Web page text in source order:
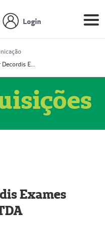
Login
Prestador Decordis Exames Cardiológicos LTDA (51004347-4)
Exames